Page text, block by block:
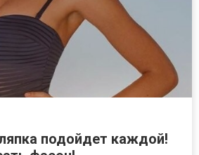
подойдет каждой!